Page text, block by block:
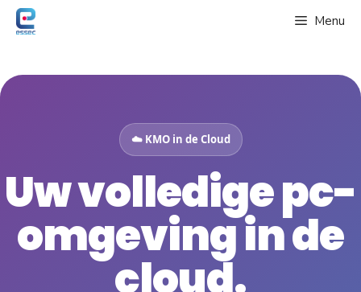
Spring
naar
Menu
☁️ KMO in de Cloud
Uw volledige pc-
omgeving in de
cloud.